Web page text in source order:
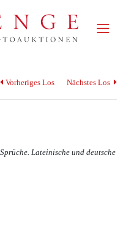
Vorheriges Los Nächstes Los
Lateinische und deutsche